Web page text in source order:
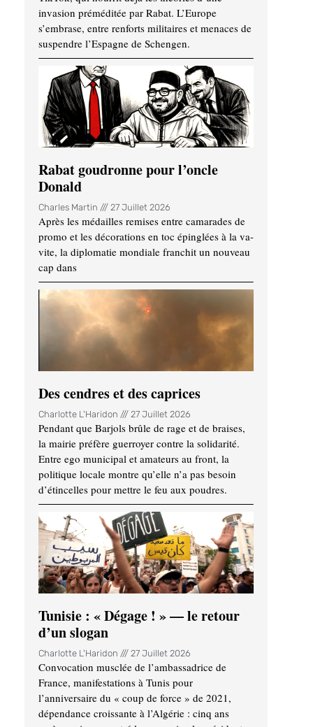
invasion préméditée par Rabat. L’Europe
s’embrase, entre renforts militaires et menaces de
suspendre l’Espagne de Schengen.
Rabat goudronne pour l’oncle
Donald
Charles Martin 27 Juillet 2026
Après les médailles remises entre camarades de
promo et les décorations en toc épinglées à la va-
vite, la diplomatie mondiale franchit un nouveau
cap dans
Des cendres et des caprices
Charlotte L'Haridon 27 Juillet 2026
Pendant que Barjols brûle de rage et de braises,
la mairie préfère guerroyer contre la solidarité.
Entre ego municipal et amateurs au front, la
politique locale montre qu’elle n’a pas besoin
d’étincelles pour mettre le feu aux poudres.
Tunisie : « Dégage ! » — le retour
d’un slogan
Charlotte L'Haridon 27 Juillet 2026
Convocation musclée de l’ambassadrice de
France, manifestations à Tunis pour
l’anniversaire du « coup de force » de 2021,
dépendance croissante à l’Algérie : cinq ans